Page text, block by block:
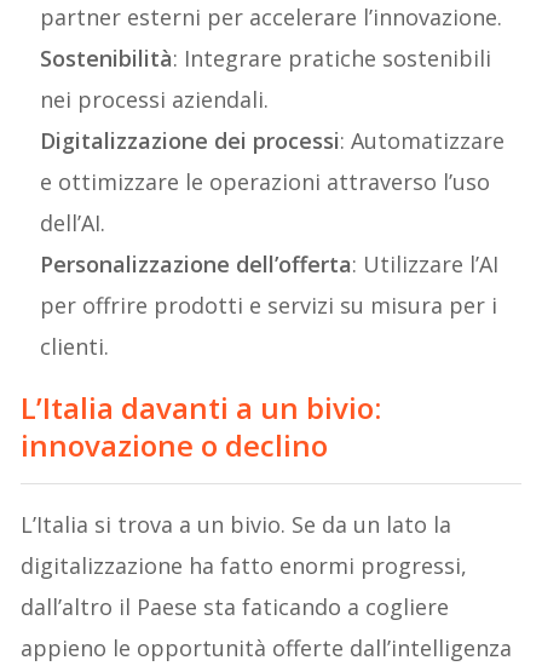
partner esterni per accelerare l’innovazione.
Sostenibilità: Integrare pratiche sostenibili
nei processi aziendali.
Digitalizzazione dei processi: Automatizzare
e ottimizzare le operazioni attraverso l’uso
dell’AI.
Personalizzazione dell’offerta: Utilizzare l’AI
per offrire prodotti e servizi su misura per i
clienti.
L’Italia davanti a un bivio:
innovazione o declino
L’Italia si trova a un bivio. Se da un lato la
digitalizzazione ha fatto enormi progressi,
dall’altro il Paese sta faticando a cogliere
appieno le opportunità offerte dall’intelligenza